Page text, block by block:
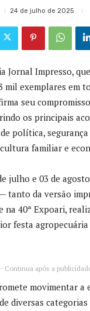
24 de julho de 2025
Jornal Impresso,
mil exemplares em
seu
os principais
política,
familiar e
julho e 03 de
tanto da versão
40ª Expoari,
festa
Continua após a
movimentar a
diversas